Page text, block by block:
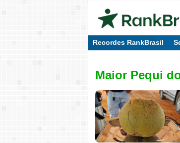
Recordes RankBrasil
Maior Pequi